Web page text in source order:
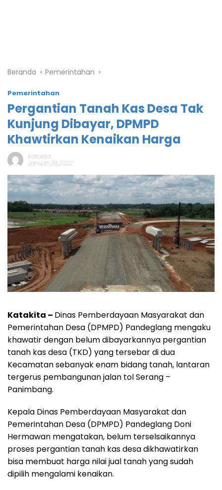
Beranda Pemerintahan
Pemerintahan
Pergantian Tanah Kas Desa Tak
Kunjung Dibayar, DPMPD
Khawtirkan Kenaikan Harga
Katakita
Januari 28, 2022
Katakita – Dinas Pemberdayaan Masyarakat dan
Pemerintahan Desa (DPMPD) Pandeglang mengaku
khawatir dengan belum dibayarkannya pergantian
tanah kas desa (TKD) yang tersebar di dua
Kecamatan sebanyak enam bidang tanah, lantaran
tergerus pembangunan jalan tol Serang –
Panimbang.
Kepala Dinas Pemberdayaan Masyarakat dan
Pemerintahan Desa (DPMPD) Pandeglang Doni
Hermawan mengatakan, belum terselsaikannya
proses pergantian tanah kas desa dikhawatirkan
bisa membuat harga nilai jual tanah yang sudah
dipilih mengalami kenaikan.